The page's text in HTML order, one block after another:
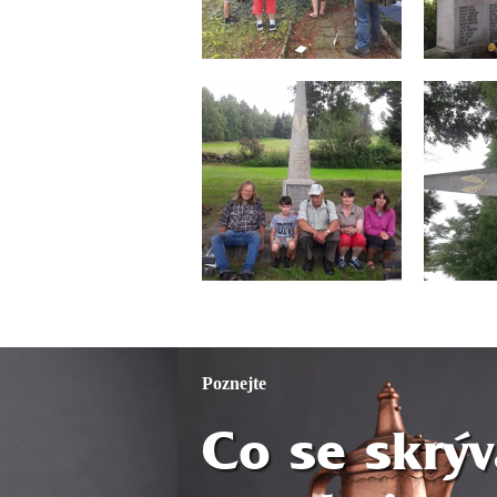
Poznejte
Co se